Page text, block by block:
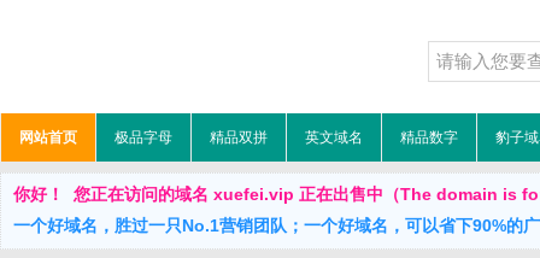
网站首页 极品字母 精品双拼 英文域名 精品数字 豹子
你好！ 您正在访问的域名 xuefei.vip 正在出售中（The domain is
一个好域名，胜过一只No.1营销团队；一个好域名，可以省下90%的